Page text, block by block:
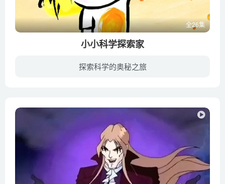
全26集
小小科学探索家
探索科学的奥秘之旅